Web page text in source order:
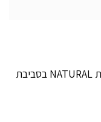
בעל/ת 3 שנות ניסיון לפחות בפיתוח בשפת NATURAL בסביבת